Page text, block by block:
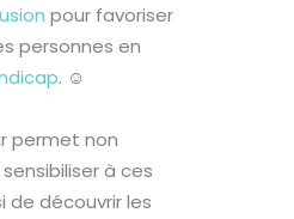
pour favoriser
personnes en
. ☺️
permet non
à ces
de découvrir les